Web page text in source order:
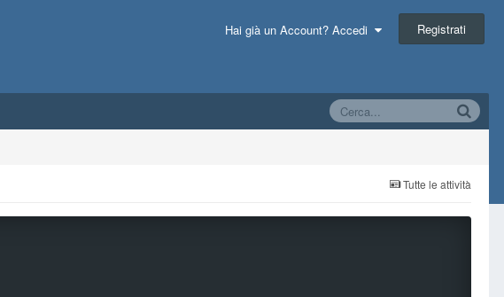
Hai già un Account? Accedi Registrati
Tutte le attività